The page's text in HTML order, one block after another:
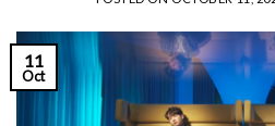
11
Oct